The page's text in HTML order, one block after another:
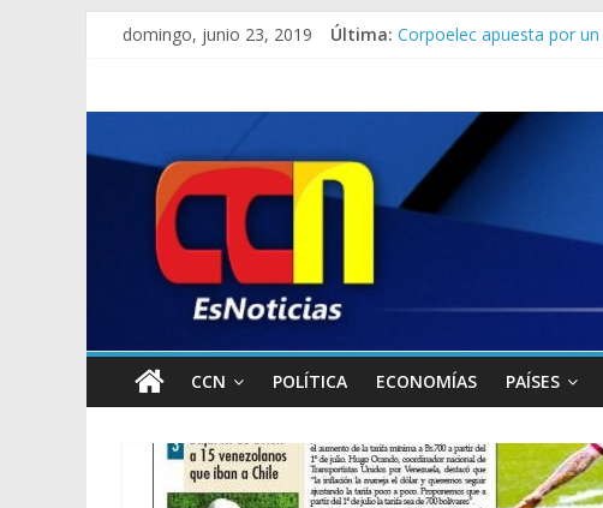
domingo, junio 23, 2019 Última:
Lo que se sabe de los
Corpoelec apuesta por
Detuvieron a dos
CCN POLÍTICA ECONOMÍAS PAÍSES